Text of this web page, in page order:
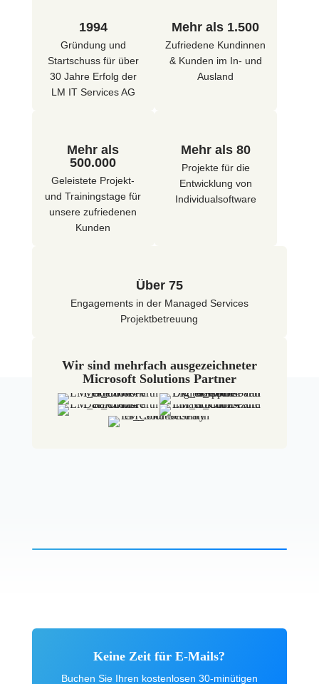
1994
Gründung und
Startschuss für über
30 Jahre Erfolg der
LM IT Services AG
Mehr als 1.500
Zufriedene Kundinnen
& Kunden im In- und
Ausland
Mehr als
500.000
Geleistete Projekt-
und Trainingstage für
unsere zufriedenen
Kunden
Mehr als 80
Projekte für die
Entwicklung von
Individualsoftware
Über 75
Engagements in der Managed Services
Projektbetreuung
Wir sind mehrfach ausgezeichneter
Microsoft Solutions Partner
Keine Zeit für E-Mails?
Buchen Sie Ihren kostenlosen 30-minütigen